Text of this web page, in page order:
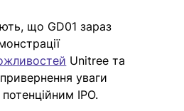
що GD01 зараз
Unitree та
уваги
IPO.